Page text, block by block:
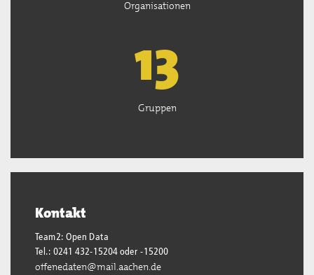
Organisationen
13
Gruppen
Kontakt
Team2: Open Data
Tel.: 0241 432-15204 oder -15200
offenedaten@mail.aachen.de